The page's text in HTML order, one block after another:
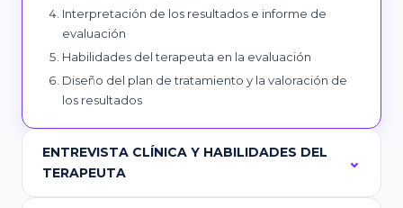
Interpretación de los resultados e informe de
evaluación
Habilidades del terapeuta en la evaluación
Diseño del plan de tratamiento y la valoración de
los resultados
ENTREVISTA CLÍNICA Y HABILIDADES DEL
TERAPEUTA